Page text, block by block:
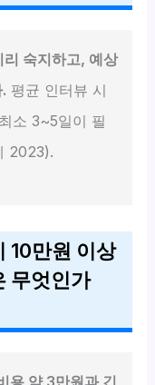
숙지하고, 예상
평균 인터뷰 시
소 3~5일이 필
2023).
10만원 이상
무엇인가
용 약 3만원과 긴